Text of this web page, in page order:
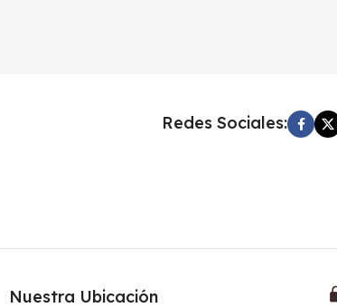
Redes Sociales:
Nuestra Ubicación